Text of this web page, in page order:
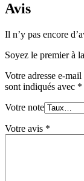
Avis
Il n’y pas encore
Soyez le premier à
Votre adresse e-
sont indiqués avec *
Votre note
Votre avis *